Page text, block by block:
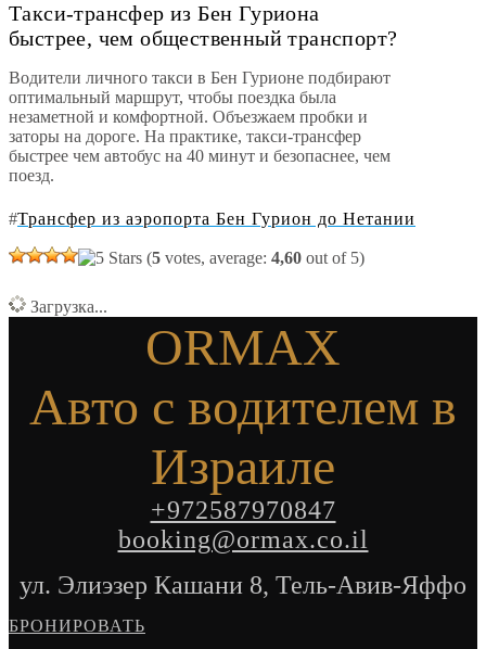
Такси-трансфер из Бен Гуриона
быстрее, чем общественный транспорт?
Водители личного такси в Бен Гурионе подбирают
оптимальный маршрут, чтобы поездка была
незаметной и комфортной. Объезжаем пробки и
заторы на дороге. На практике, такси-трансфер
быстрее чем автобус на 40 минут и безопаснее, чем
поезд.
#Трансфер из аэропорта Бен Гурион до Нетании
(5 votes, average: 4,60 out of 5)
Загрузка...
ORMAX
Авто с водителем в
Израиле
+972587970847
booking@ormax.co.il
ул. Элиэзер Кашани 8, Тель-Авив-Яффо
БРОНИРОВАТЬ